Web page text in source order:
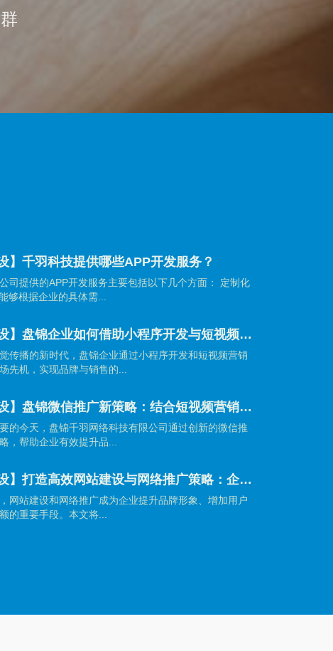
】千羽科技提供哪些APP开发服务？
司提供的APP开发服务主要包括以下几个方面： 定制化
够根据企业的具体需...
【盘锦网站建设】盘锦企业如何借助小程序开发与短视频营销抢占市场先机？
传播的新时代，盘锦企业通过小程序开发和短视频营销
先机，实现品牌与销售的...
【盘锦网站建设】盘锦微信推广新策略：结合短视频营销引爆品牌传播
的今天，盘锦千羽网络科技有限公司通过创新的微信推
，帮助企业有效提升品...
【盘锦网站建设】打造高效网站建设与网络推广策略：企业制胜数字时代的秘籍
网站建设和网络推广成为企业提升品牌形象、增加用户
的重要手段。本文将...